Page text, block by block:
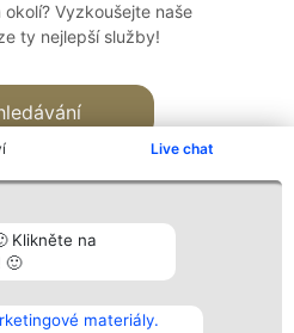
Live chat
Klikněte na
🙂
materiály.
Vyzkoušejte naše
ty nejlepší služby!
všech
Kontakt